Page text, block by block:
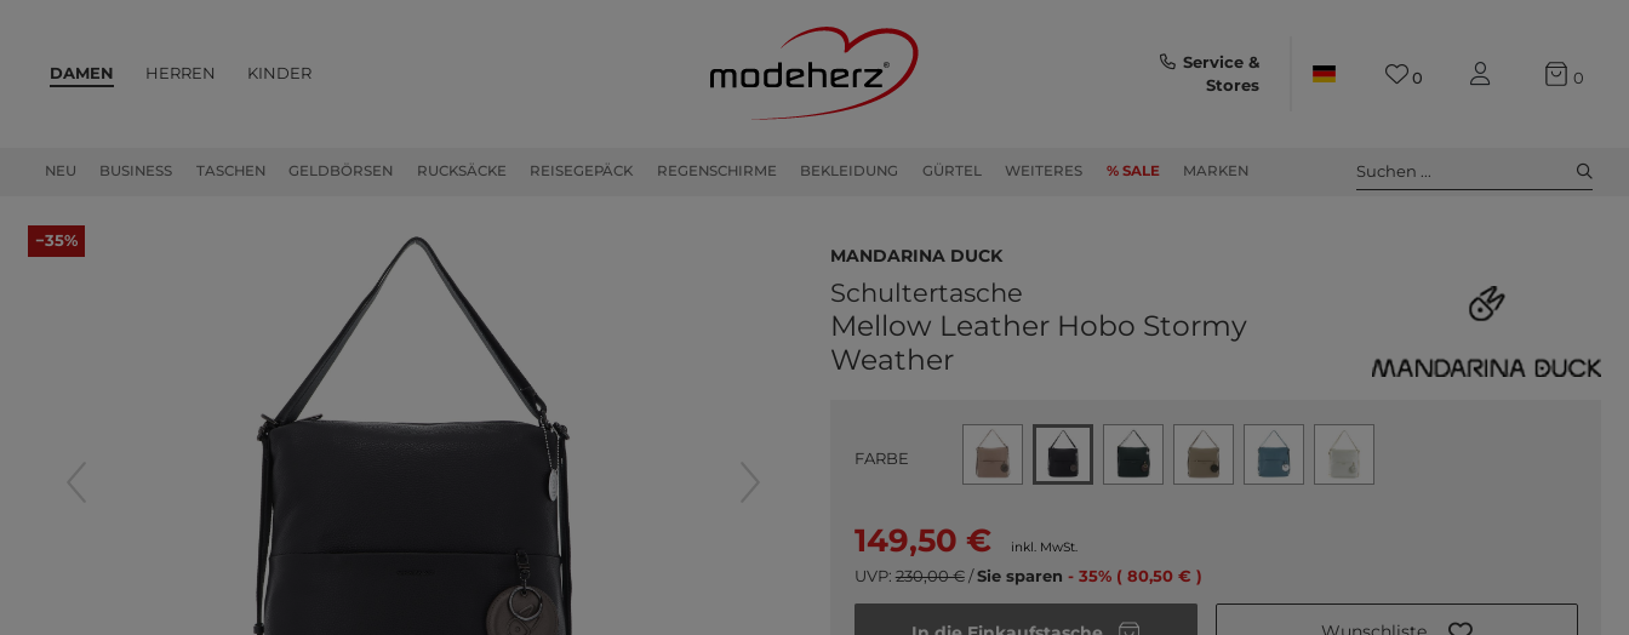
DAMEN
NEU BUSINESS TASCHEN GELDBÖRSEN RUCKSÄCKE REISEGEPÄCK REGENSCHIRME BEKLEIDUNG GÜRTEL WEITERES % SALE MARKEN
HERREN KINDER
Service &
Stores
0 0
Suchen ...
−35% MANDARINA DUCK
Schultertasche
Mellow Leather Hobo Stormy
Weather
FARBE
149,50 € inkl. MwSt.
UVP: 230,00 €/Sie sparen - 35% ( 80,50 € )